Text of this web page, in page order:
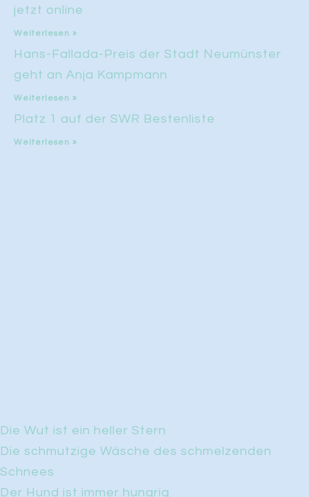
jetzt online
Weiterlesen »
Hans-Fallada-Preis der Stadt Neumünster
geht an Anja Kampmann
Weiterlesen »
Platz 1 auf der SWR Bestenliste
Weiterlesen »
Die Wut ist ein heller Stern
Die schmutzige Wäsche des schmelzenden
Schnees
Der Hund ist immer hungrig